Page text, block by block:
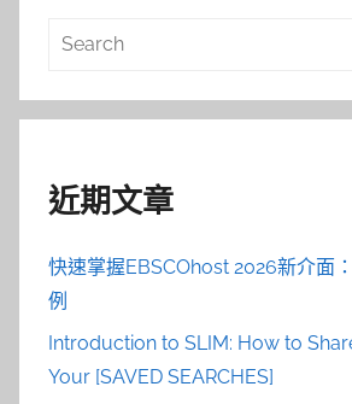
搜
近期文章
快速掌握EBSCOhost 2026新介面
例
Introduction to SLIM: How to
Your [SAVED SEARCHES]